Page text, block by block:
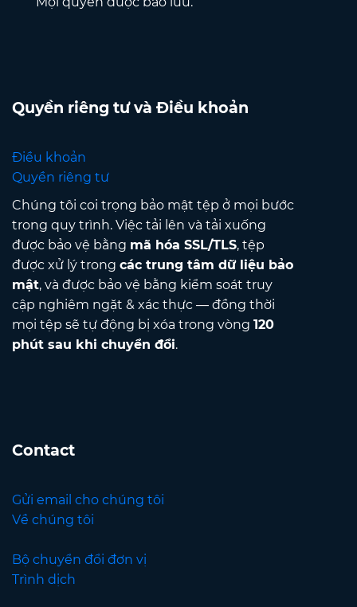
Quyền riêng tư và Điều khoản
Điều khoản
Quyền riêng tư
Chúng tôi coi trọng bảo mật tệp ở mọi bước
trong quy trình. Việc tải lên và tải xuống
được bảo vệ bằng mã hóa SSL/TLS, tệp
được xử lý trong các trung tâm dữ liệu bảo
mật, và được bảo vệ bằng kiểm soát truy
cập nghiêm ngặt & xác thực — đồng thời
mọi tệp sẽ tự động bị xóa trong vòng 120
phút sau khi chuyển đổi.
Contact
Gửi email cho chúng tôi
Về chúng tôi
Bộ chuyển đổi đơn vị
Trình dịch